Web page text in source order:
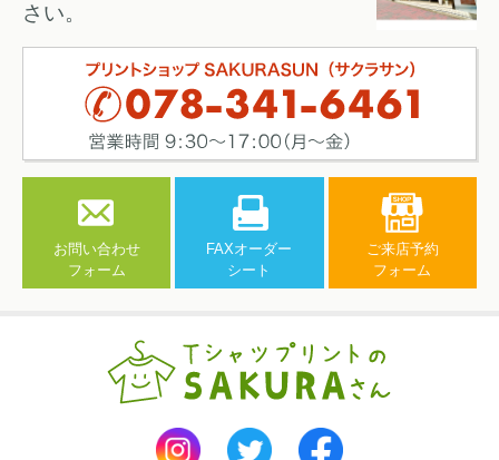
さい。
お問い合わせ
フォーム
FAXオーダー
シート
ご来店予約
フォーム